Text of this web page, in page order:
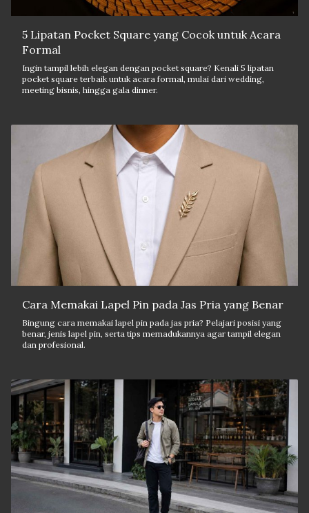
5 Lipatan Pocket Square yang Cocok untuk Acara
Formal
Ingin tampil lebih elegan dengan pocket square? Kenali 5 lipatan
pocket square terbaik untuk acara formal, mulai dari wedding,
meeting bisnis, hingga gala dinner.
Cara Memakai Lapel Pin pada Jas Pria yang Benar
Bingung cara memakai lapel pin pada jas pria? Pelajari posisi yang
benar, jenis lapel pin, serta tips memadukannya agar tampil elegan
dan profesional.